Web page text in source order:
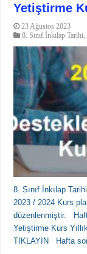
Yetiştirme
23 Ağustos 2023
8. Sınıf İnkılap Tarihi
8. Sınıf İnkılap
2023 / 2024 Kurs
düzenlenmiştir.
Yetiştirme Kurs
TIKLAYIN Hafta